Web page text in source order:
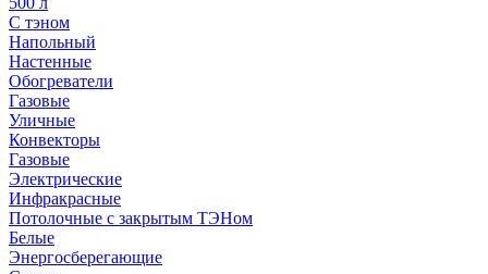
С тэном
Напольный
Настенные
Обогреватели
Газовые
Уличные
Конвекторы
Газовые
Электрические
Инфракрасные
Потолочные с закрытым ТЭНом
Белые
Энергосберегающие